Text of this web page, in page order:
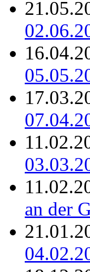
an der